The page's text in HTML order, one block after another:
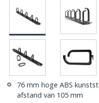
76 mm hoge ABS
afstand van 105 mm